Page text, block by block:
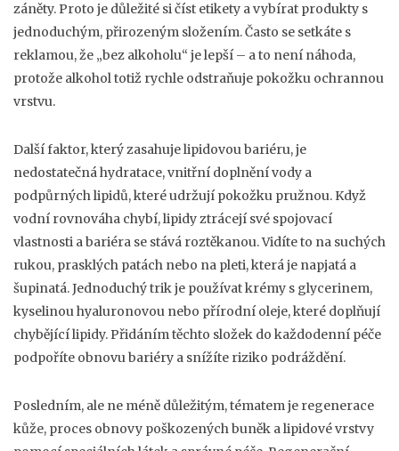
záněty. Proto je důležité si číst etikety a vybírat produkty s
jednoduchým, přirozeným složením. Často se setkáte s
reklamou, že „bez alkoholu“ je lepší – a to není náhoda,
protože alkohol totiž rychle odstraňuje pokožku ochrannou
vrstvu.
Další faktor, který zasahuje lipidovou bariéru, je
nedostatečnáhydratace,vnitřní doplnění vody a
podpůrných lipidů, které udržují pokožku pružnou. Když
vodní rovnováha chybí, lipidy ztrácejí své spojovací
vlastnosti a bariéra se stává roztěkanou. Vidíte to na suchých
rukou, prasklých patách nebo na pleti, která je napjatá a
šupinatá. Jednoduchý trik je používat krémy s glycerinem,
kyselinou hyaluronovou nebo přírodní oleje, které doplňují
chybějící lipidy. Přidáním těchto složek do každodenní péče
podpoříte obnovu bariéry a snížíte riziko podráždění.
Posledním, ale ne méně důležitým, tématem je regenerace
kůže, proces obnovy poškozených buněk a lipidové vrstvy